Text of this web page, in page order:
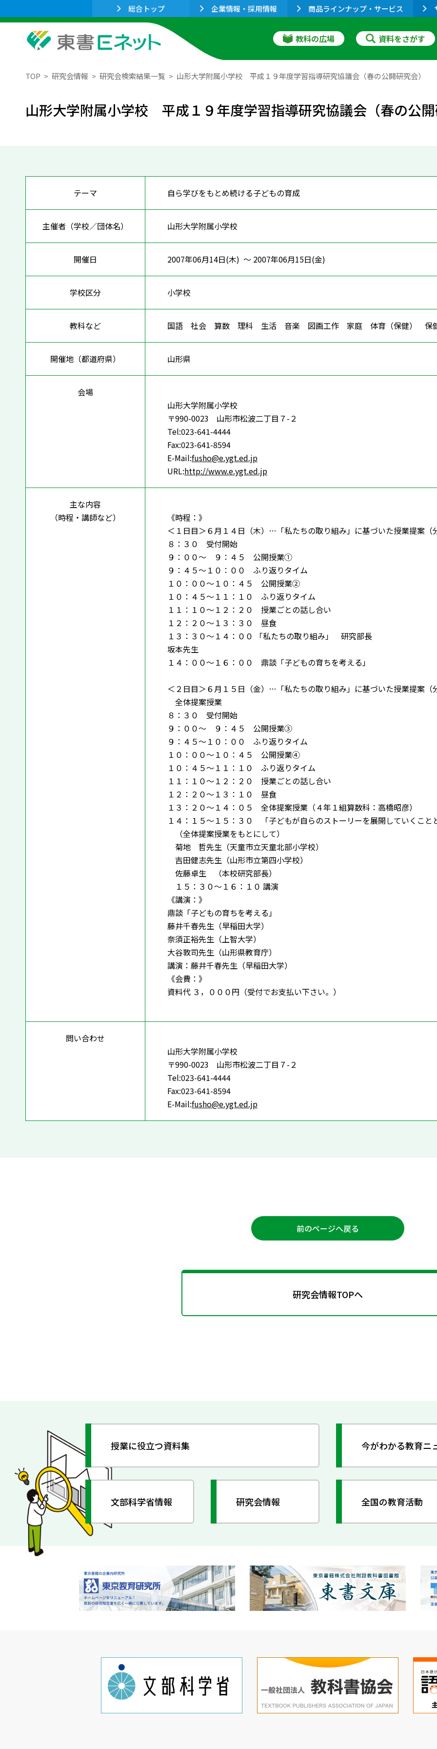
総合トップ 企業情報・採用情報 商品ラインナップ・サービス
教科の広場 資料をさがす
TOP 研究会情報 研究会検索結果一覧 山形大学附属小学校 平成１９年度学習指導研究協議会（春の公開研究会）
山形大学附属小学校 平成１９年度学習指導研究協議会（春の公開
テーマ 自ら学びをもとめ続ける子どもの育成
主催者（学校／団体名） 山形大学附属小学校
開催日 2007年06月14日(木) ～ 2007年06月15日(金)
学校区分 小学校
教科など 国語 社会 算数 理科 生活 音楽 図画工作 家庭 体育（保健）
開催地（都道府県） 山形県
会場
山形大学附属小学校
〒990-0023 山形市松波二丁目７-２
Tel:023-641-4444
Fax:023-641-8594
E-Mail:fusho@e.ygt.ed.jp
URL:http://www.e.ygt.ed.jp
主な内容
（時程・講師など）
《時程：》
＜１日目＞６月１４日（木）…「私たちの取り組み」に基づいた授業提案（
８：３０ 受付開始
９：００～ ９：４５ 公開授業①
９：４５～１０：００ ふり返りタイム
１０：００～１０：４５ 公開授業②
１０：４５～１１：１０ ふり返りタイム
１１：１０～１２：２０ 授業ごとの話し合い
１２：２０～１３：３０ 昼食
１３：３０～１４：００ 「私たちの取り組み」 研究部長
坂本先生
１４：００～１６：００ 鼎談「子どもの育ちを考える」
＜２日目＞６月１５日（金）…「私たちの取り組み」に基づいた授業提案（
全体提案授業
８：３０ 受付開始
９：００～ ９：４５ 公開授業③
９：４５～１０：００ ふり返りタイム
１０：００～１０：４５ 公開授業④
１０：４５～１１：１０ ふり返りタイム
１１：１０～１２：２０ 授業ごとの話し合い
１２：２０～１３：１０ 昼食
１３：２０～１４：０５ 全体提案授業（４年１組算数科：高橋昭彦）
１４：１５～１５：３０ 「子どもが自らのストーリーを展開していくこと
（全体提案授業をもとにして）
菊地 哲先生（天童市立天童北部小学校）
吉田健志先生（山形市立第四小学校）
佐藤卓生 （本校研究部長）
１５：３０～１６：１０ 講演
《講演：》
鼎談「子どもの育ちを考える」
藤井千春先生（早稲田大学）
奈須正裕先生（上智大学）
大谷敦司先生（山形県教育庁）
講演：藤井千春先生（早稲田大学）
《会費：》
資料代 ３，０００円（受付でお支払い下さい。）
問い合わせ
山形大学附属小学校
〒990-0023 山形市松波二丁目７-２
Tel:023-641-4444
Fax:023-641-8594
E-Mail:fusho@e.ygt.ed.jp
前のページへ戻る
研究会情報TOPへ
授業に役立つ資料集 今がわかる教育ニ
文部科学省情報 研究会情報 全国の教育活動